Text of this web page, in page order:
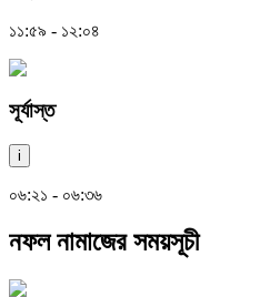
১১:৫৯ - ১২:০৪
সূর্যাস্ত
i
০৬:২১ - ০৬:৩৬
নফল নামাজের সময়সূচী